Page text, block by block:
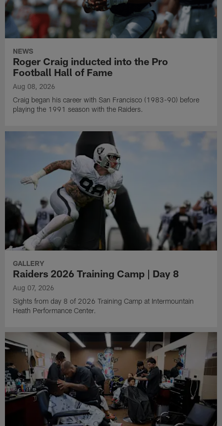
NEWS
Roger Craig inducted into the Pro
Football Hall of Fame
Aug 08, 2026
Craig began his career with San Francisco (1983-90) before
playing the 1991 season with the Raiders.
GALLERY
Raiders 2026 Training Camp | Day 8
Aug 07, 2026
Sights from day 8 of 2026 Training Camp at Intermountain
Heath Performance Center.